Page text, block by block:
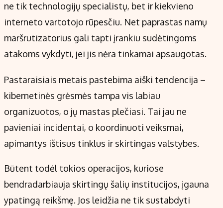
ne tik technologijų specialistų, bet ir kiekvieno
interneto vartotojo rūpesčiu. Net paprastas namų
maršrutizatorius gali tapti įrankiu sudėtingoms
atakoms vykdyti, jei jis nėra tinkamai apsaugotas.
Pastaraisiais metais pastebima aiški tendencija –
kibernetinės grėsmės tampa vis labiau
organizuotos, o jų mastas plečiasi. Tai jau ne
pavieniai incidentai, o koordinuoti veiksmai,
apimantys ištisus tinklus ir skirtingas valstybes.
Būtent todėl tokios operacijos, kuriose
bendradarbiauja skirtingų šalių institucijos, įgauna
ypatingą reikšmę. Jos leidžia ne tik sustabdyti